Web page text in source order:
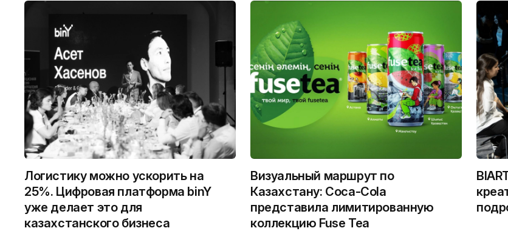
Логистику можно ускорить на
25%. Цифровая платформа binY
уже делает это для
казахстанского бизнеса
Визуальный маршрут по
Казахстану: Coca-Cola
представила лимитированную
коллекцию Fuse Tea